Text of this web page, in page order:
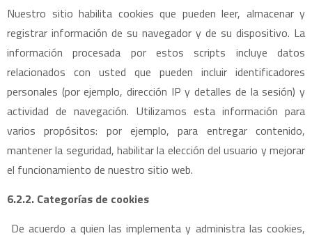
Nuestro sitio habilita cookies que pueden leer, almacenar y
registrar información de su navegador y de su dispositivo. La
información procesada por estos scripts incluye datos
relacionados con usted que pueden incluir identificadores
personales (por ejemplo, dirección IP y detalles de la sesión) y
actividad de navegación. Utilizamos esta información para
varios propósitos: por ejemplo, para entregar contenido,
mantener la seguridad, habilitar la elección del usuario y mejorar
el funcionamiento de nuestro sitio web.
6.2.2. Categorías de cookies
De acuerdo a quien las implementa y administra las cookies,